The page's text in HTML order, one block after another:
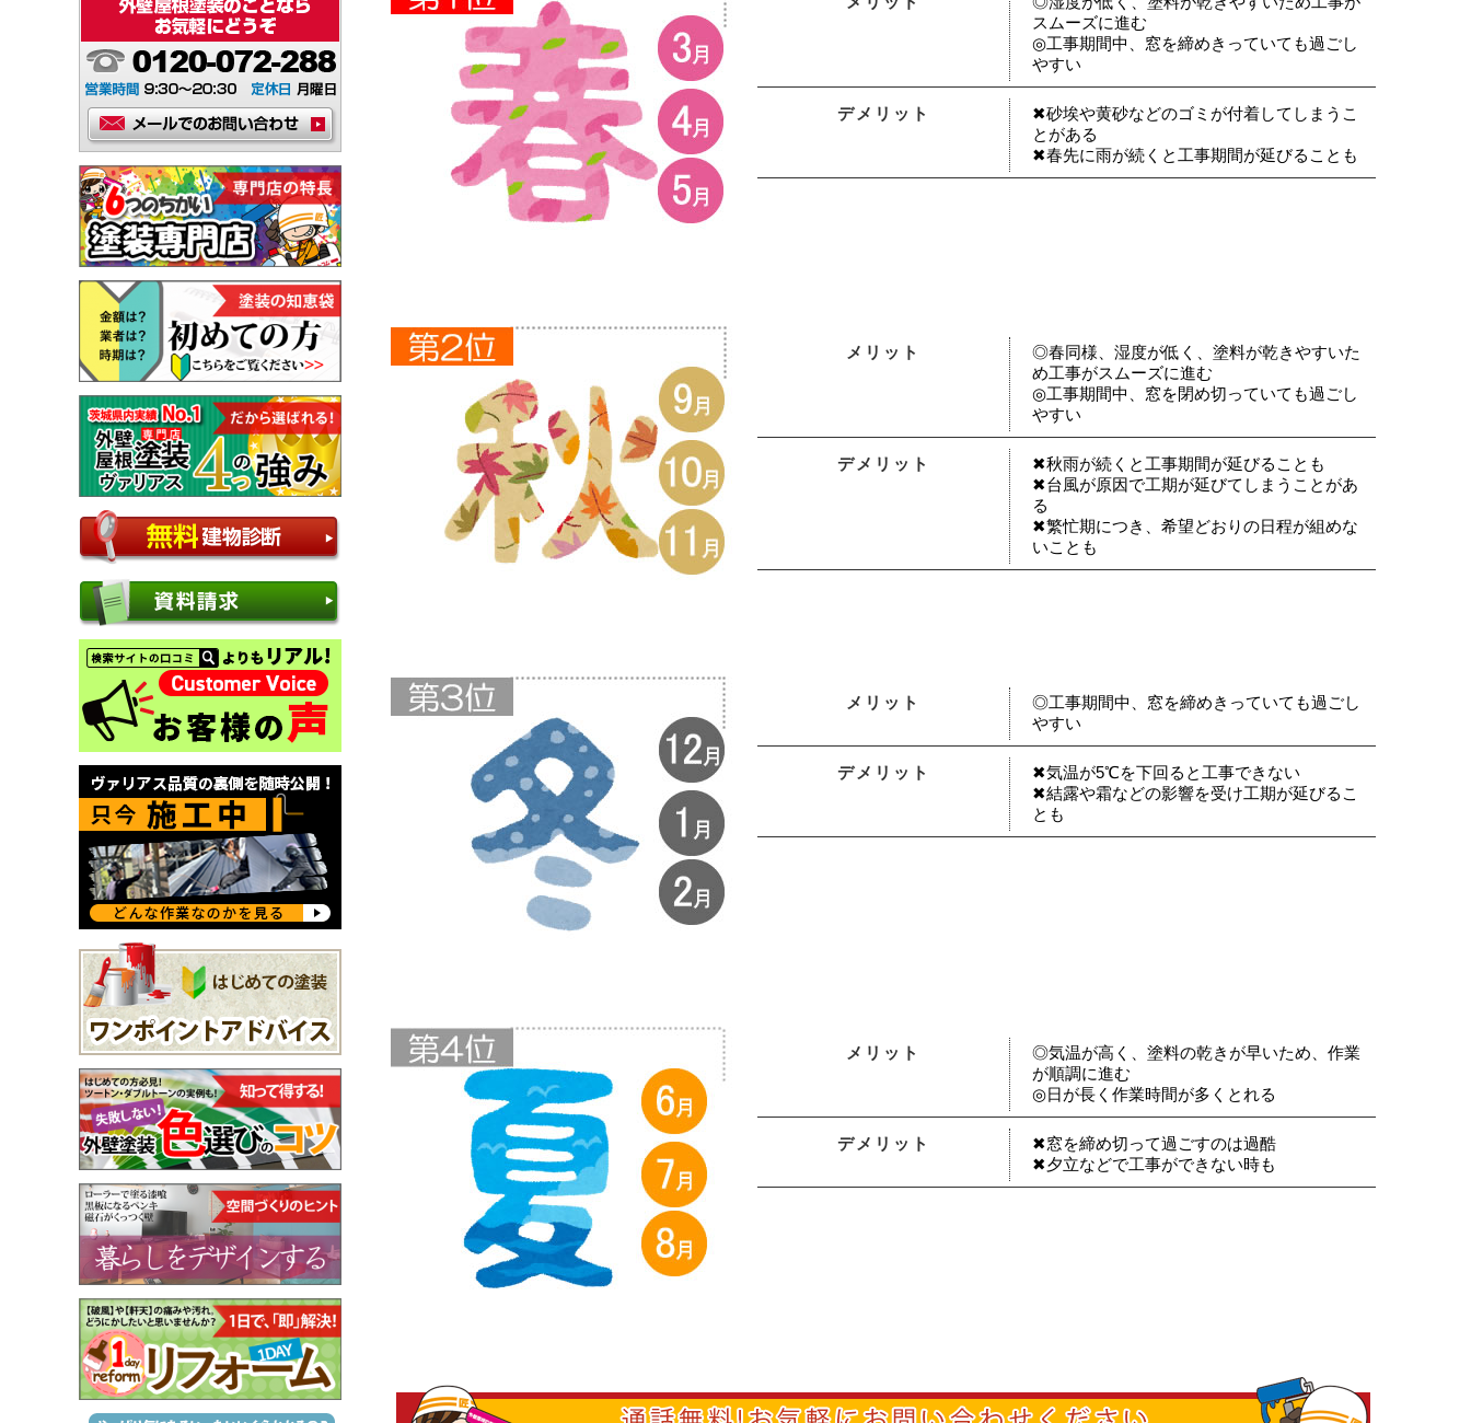
スムーズに進む
◎工事期間中、窓を締めきっていても過ごし
やすい
デメリット
✖砂埃や黄砂などのゴミが付着してしまうこ
とがある
✖春先に雨が続くと工事期間が延びることも
メリット
◎春同様、湿度が低く、塗料が乾きやすいた
め工事がスムーズに進む
◎工事期間中、窓を閉め切っていても過ごし
やすい
デメリット
✖秋雨が続くと工事期間が延びることも
✖台風が原因で工期が延びてしまうことがあ
る
✖繁忙期につき、希望どおりの日程が組めな
いことも
メリット
◎工事期間中、窓を締めきっていても過ごし
やすい
デメリット
✖気温が5℃を下回ると工事できない
✖結露や霜などの影響を受け工期が延びるこ
とも
メリット
◎気温が高く、塗料の乾きが早いため、作業
が順調に進む
◎日が長く作業時間が多くとれる
デメリット
✖窓を締め切って過ごすのは過酷
✖夕立などで工事ができない時も